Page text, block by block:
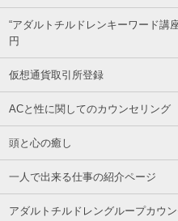
“アダルトチルドレンキーワード講
円
仮想通貨取引所登録
ACと性に関してのカウンセリング
頭と心の癒し
一人で出来る仕事の紹介ページ
アダルトチルドレングループカウ